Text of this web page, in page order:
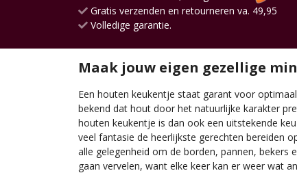
Gratis verzenden en retourneren va. 49,95
Volledige garantie.
Maak jouw eigen gezellige
Een houten keukentje staat garant voor
bekend dat hout door het natuurlijke karakter
houten keukentje is dan ook een uitstekende
veel fantasie de heerlijkste gerechten bereiden
alle gelegenheid om de borden, pannen,
gaan vervelen, want elke keer kan er weer wat